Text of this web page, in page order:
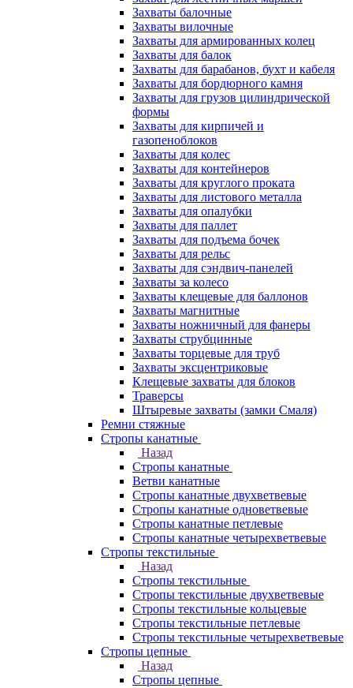
Захваты балочные
Захваты вилочные
Захваты для армированных колец
Захваты для балок
Захваты для барабанов, бухт и кабеля
Захваты для бордюрного камня
Захваты для грузов цилиндрической
формы
Захваты для кирпичей и
газопеноблоков
Захваты для колес
Захваты для контейнеров
Захваты для круглого проката
Захваты для листового металла
Захваты для опалубки
Захваты для паллет
Захваты для подъема бочек
Захваты для рельс
Захваты для сэндвич-панелей
Захваты за колесо
Захваты клещевые для баллонов
Захваты магнитные
Захваты ножничный для фанеры
Захваты струбцинные
Захваты торцевые для труб
Захваты эксцентриковые
Клещевые захваты для блоков
Траверсы
Штыревые захваты (замки Смаля)
Ремни стяжные
Стропы канатные
Назад
Стропы канатные
Ветви канатные
Стропы канатные двухветвевые
Стропы канатные одноветвевые
Стропы канатные петлевые
Стропы канатные четырехветвевые
Стропы текстильные
Назад
Стропы текстильные
Стропы текстильные двухветвевые
Стропы текстильные кольцевые
Стропы текстильные петлевые
Стропы текстильные четырехветвевые
Стропы цепные
Назад
Стропы цепные